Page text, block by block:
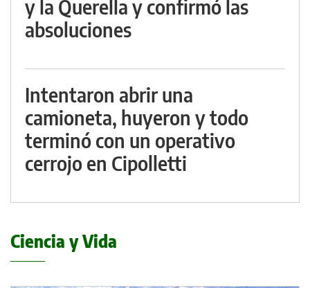
y la Querella y confirmó las
absoluciones
Intentaron abrir una
camioneta, huyeron y todo
terminó con un operativo
cerrojo en Cipolletti
Ciencia y Vida